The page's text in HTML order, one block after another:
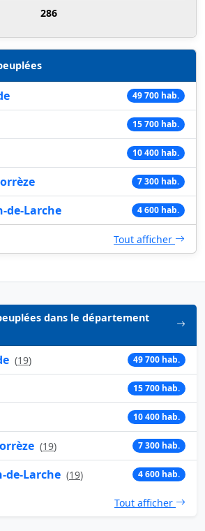
286
49 700 hab.
15 700 hab.
10 400 hab.
7 300 hab.
de-Larche 4 600 hab.
Tout afficher
dans le département
(19) 49 700 hab.
15 700 hab.
10 400 hab.
(19) 7 300 hab.
de-Larche (19) 4 600 hab.
Tout afficher